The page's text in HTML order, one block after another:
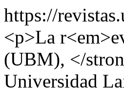
https://
<p>La
(UBM), </
Universidad